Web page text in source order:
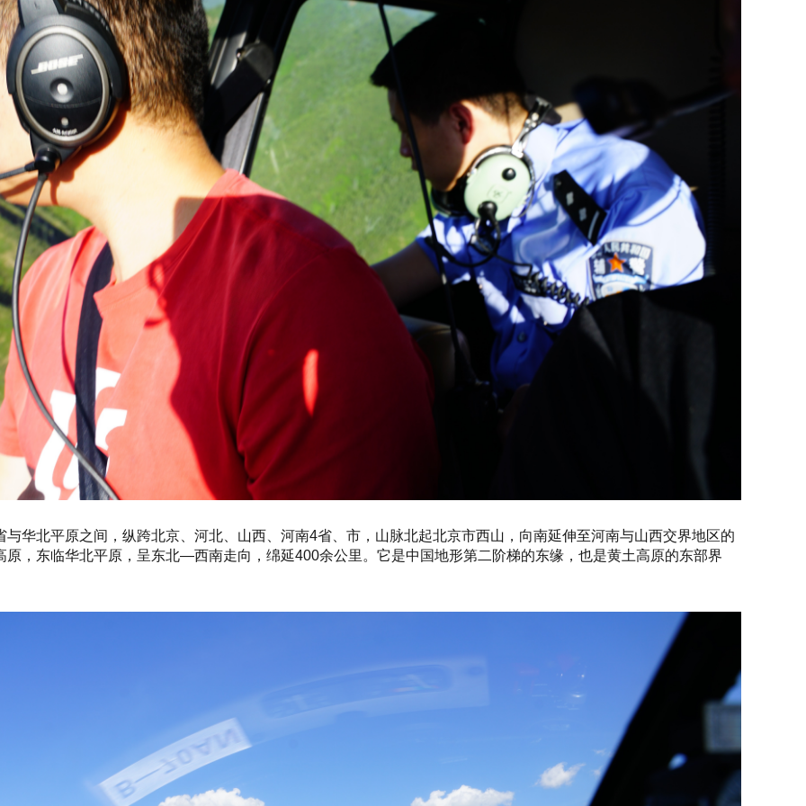
与华北平原之间，纵跨北京、河北、山西、河南4省、市，山脉北起北京市西山，向南延伸至河南与山西交界地区的
原，东临华北平原，呈东北—西南走向，绵延400余公里。它是中国地形第二阶梯的东缘，也是黄土高原的东部界